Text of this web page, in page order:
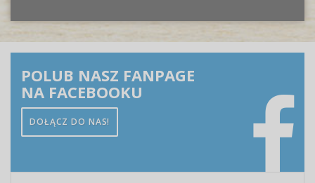
POLUB NASZ FANPAGE
NA FACEBOOKU
DOŁĄCZ DO NAS!